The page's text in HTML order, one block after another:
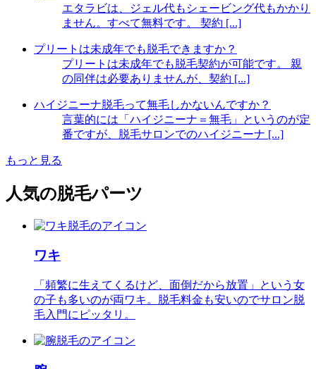
エタラビは、ジェル代もシェービング代もかかり
ません。すべて無料です。 契約 [...]
プリートは未成年でも脱毛できますか？
プリートは未成年でも脱毛契約が可能です。 親
の同伴は必要ありませんが、契約 [...]
ハイジニーナ脱毛って無毛しかないんですか？
言葉的には「ハイジニーナ＝無毛」というのが定
番ですが、脱毛サロンでのハイジニーナ [...]
もっと見る
人気の脱毛パーツ
ワキ
「頻繁に生えてくるけど、面倒だから放置」という女
の子も多いのが両ワキ。脱毛料金も安いのでサロン脱
毛入門にピッタリ。